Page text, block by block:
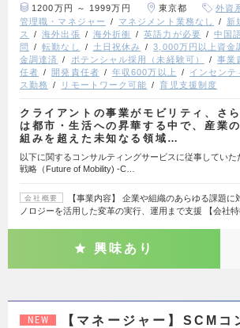
1200万円 ～ 1999万円 東京都 外資
管理職・マネジャー
マネジメント業務なし
新
ス
海外出張 海外折衝 英語力が必要 中国
問
転勤なし 土日祝休み 3,000万円以上資金
金調達済
ポテンシャル採用（未経験可） 事業
任者
開発責任者 年収600万以上 インセンテ
ス勤務
リモートワーク可能 育児支援制度
クライアントの事業がモビリティ、さ
は都市・生活への昇華する中で、産業
組みを超えた未知なる領域…
以下に関するコンサルティングサービスに従事してい
戦略（Future of Mobility) ‐C…
会社概要
【事業内容】 企業や組織のあらゆる課題に
ノロジーを活用した変革の実行、運用まで支援 【会社
興味あり
NEW
【マネージャー】SCMコ